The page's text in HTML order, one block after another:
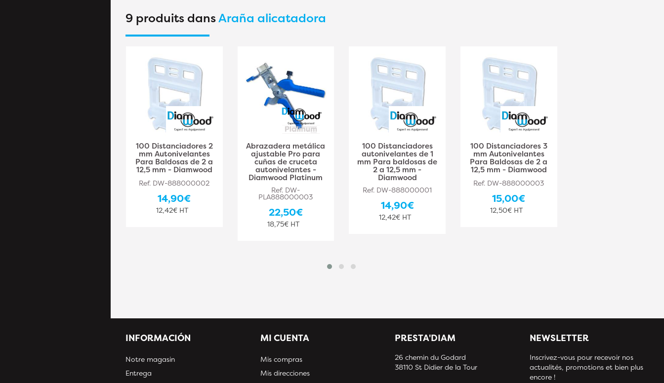
9 produits dansAraña alicatadora
100 Distanciadores 2
mm Autonivelantes
Para Baldosas de 2 a
12,5 mm - Diamwood
Ref. DW-888000002
14,90€
12,42€ HT
Abrazadera metálica
ajustable Pro para
cuñas de cruceta
autonivelantes -
Diamwood Platinum
Ref. DW-
PLA888000003
22,50€
18,75€ HT
100 Distanciadores
autonivelantes de 1
mm Para baldosas de
2 a 12,5 mm -
Diamwood
Ref. DW-888000001
14,90€
12,42€ HT
100 Distanciadores 3
mm Autonivelantes
Para Baldosas de 2 a
12,5 mm - Diamwood
Ref. DW-888000003
15,00€
12,50€ HT
INFORMACIÓN
Notre magasin
Entrega
MI CUENTA
Mis compras
Mis direcciones
PRESTA'DIAM
26 chemin du Godard
38110 St Didier de la Tour
NEWSLETTER
Inscrivez-vous pour recevoir nos
actualités, promotions et bien plus
encore !